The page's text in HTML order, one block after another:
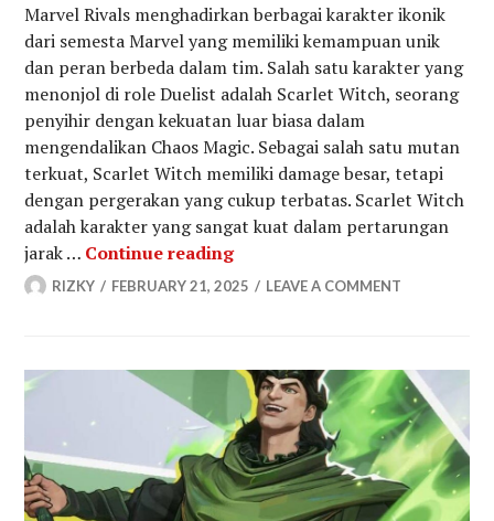
Marvel Rivals menghadirkan berbagai karakter ikonik
dari semesta Marvel yang memiliki kemampuan unik
dan peran berbeda dalam tim. Salah satu karakter yang
menonjol di role Duelist adalah Scarlet Witch, seorang
penyihir dengan kekuatan luar biasa dalam
mengendalikan Chaos Magic. Sebagai salah satu mutan
terkuat, Scarlet Witch memiliki damage besar, tetapi
dengan pergerakan yang cukup terbatas. Scarlet Witch
adalah karakter yang sangat kuat dalam pertarungan
jarak … Continue readingPanduan Lengkap Cara
RIZKY FEBRUARY 21, 2025 LEAVE A COMMENT